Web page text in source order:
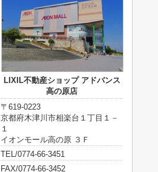
LIXIL不動産ショップ アドバンス
高の原店
〒619-0223
京都府木津川市相楽台１丁目１－
１
イオンモール高の原 ３Ｆ
TEL/0774-66-3451
FAX/0774-66-3452